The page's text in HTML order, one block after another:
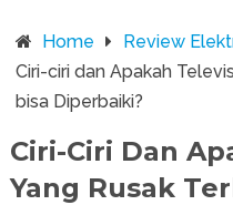
Home
Review
Ciri-ciri dan Apakah
bisa Diperbaiki?
Ciri-Ciri Dan
Yang Rusak